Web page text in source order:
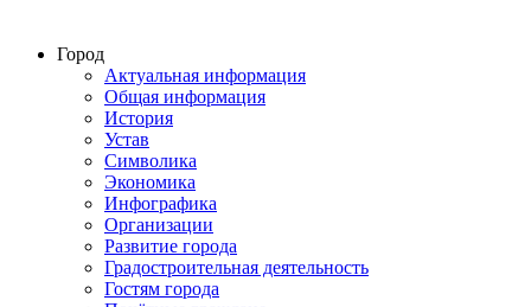
Город
Актуальная информация
Общая информация
История
Устав
Символика
Экономика
Инфографика
Организации
Развитие города
Градостроительная деятельность
Гостям города